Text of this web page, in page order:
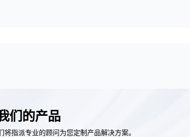
们的产品
指派专业的顾问为您定制产品解决方案。